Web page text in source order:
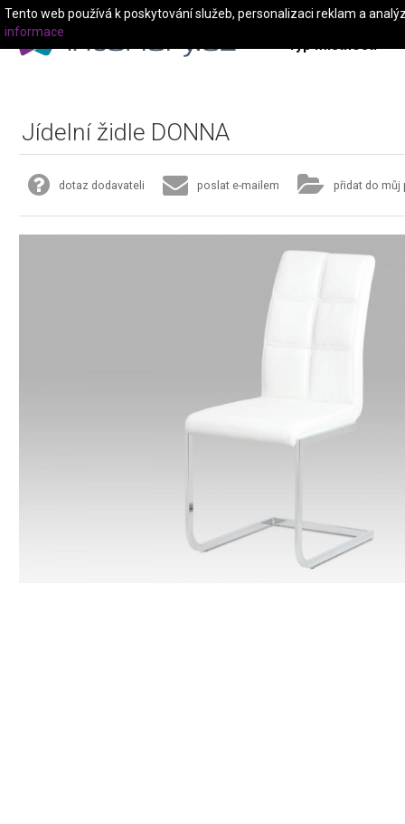
Typ místnosti
Jídelní židle DONNA
dotaz dodavateli poslat e-mailem přidat do můj
Tento web používá k poskytování služeb, personalizaci reklam a
informace